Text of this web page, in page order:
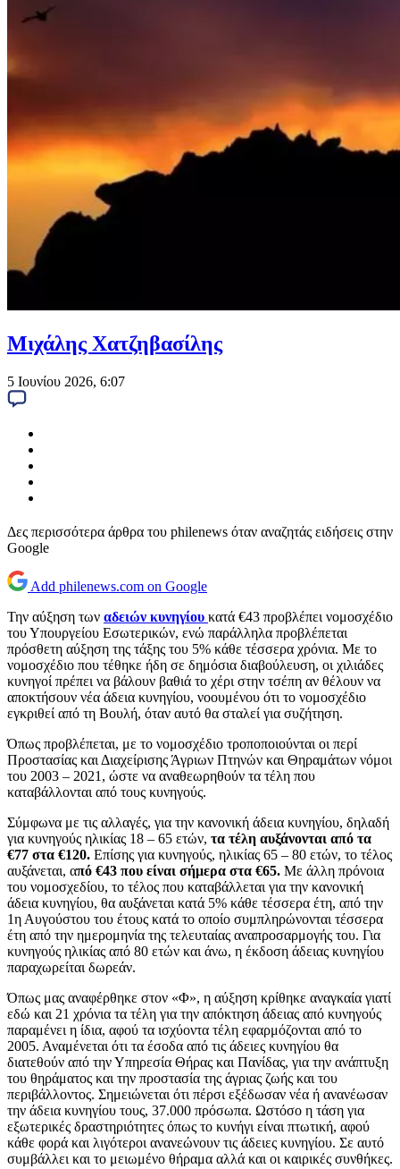
Μιχάλης Χατζηβασίλης
5 Ιουνίου 2026, 6:07
Δες περισσότερα άρθρα του philenews όταν αναζητάς ειδήσεις στην
Google
Add philenews.com on Google
Την αύξηση των αδειών κυνηγίου κατά €43 προβλέπει νομοσχέδιο
του Υπουργείου Εσωτερικών, ενώ παράλληλα προβλέπεται
πρόσθετη αύξηση της τάξης του 5% κάθε τέσσερα χρόνια. Με το
νομοσχέδιο που τέθηκε ήδη σε δημόσια διαβούλευση, οι χιλιάδες
κυνηγοί πρέπει να βάλουν βαθιά το χέρι στην τσέπη αν θέλουν να
αποκτήσουν νέα άδεια κυνηγίου, νοουμένου ότι το νομοσχέδιο
εγκριθεί από τη Βουλή, όταν αυτό θα σταλεί για συζήτηση.
Όπως προβλέπεται, με το νομοσχέδιο τροποποιούνται οι περί
Προστασίας και Διαχείρισης Άγριων Πτηνών και Θηραμάτων νόμοι
του 2003 – 2021, ώστε να αναθεωρηθούν τα τέλη που
καταβάλλονται από τους κυνηγούς.
Σύμφωνα με τις αλλαγές, για την κανονική άδεια κυνηγίου, δηλαδή
για κυνηγούς ηλικίας 18 – 65 ετών, τα τέλη αυξάνονται από τα
€77 στα €120. Επίσης για κυνηγούς, ηλικίας 65 – 80 ετών, το τέλος
αυξάνεται, από €43 που είναι σήμερα στα €65. Με άλλη πρόνοια
του νομοσχεδίου, το τέλος που καταβάλλεται για την κανονική
άδεια κυνηγίου, θα αυξάνεται κατά 5% κάθε τέσσερα έτη, από την
1η Αυγούστου του έτους κατά το οποίο συμπληρώνονται τέσσερα
έτη από την ημερομηνία της τελευταίας αναπροσαρμογής του. Για
κυνηγούς ηλικίας από 80 ετών και άνω, η έκδοση άδειας κυνηγίου
παραχωρείται δωρεάν.
Όπως μας αναφέρθηκε στον «Φ», η αύξηση κρίθηκε αναγκαία γιατί
εδώ και 21 χρόνια τα τέλη για την απόκτηση άδειας από κυνηγούς
παραμένει η ίδια, αφού τα ισχύοντα τέλη εφαρμόζονται από το
2005. Αναμένεται ότι τα έσοδα από τις άδειες κυνηγίου θα
διατεθούν από την Υπηρεσία Θήρας και Πανίδας, για την ανάπτυξη
του θηράματος και την προστασία της άγριας ζωής και του
περιβάλλοντος. Σημειώνεται ότι πέρσι εξέδωσαν νέα ή ανανέωσαν
την άδεια κυνηγίου τους, 37.000 πρόσωπα. Ωστόσο η τάση για
εξωτερικές δραστηριότητες όπως το κυνήγι είναι πτωτική, αφού
κάθε φορά και λιγότεροι ανανεώνουν τις άδειες κυνηγίου. Σε αυτό
συμβάλλει και το μειωμένο θήραμα αλλά και οι καιρικές συνθήκες.